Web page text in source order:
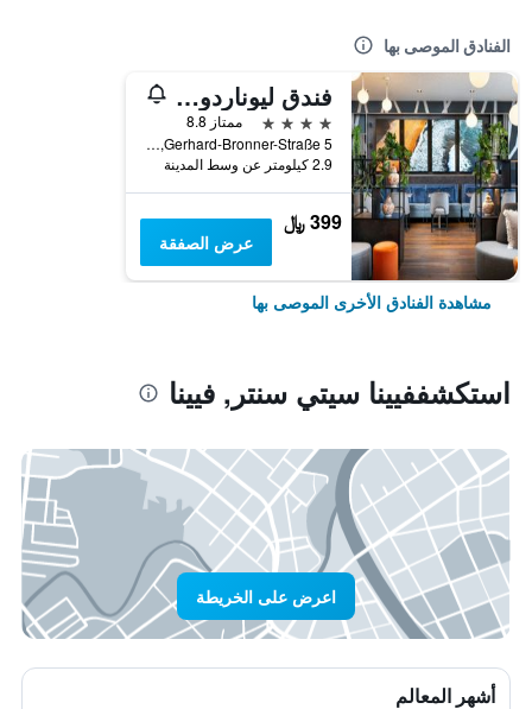
الفنادق الموصى بها
فندق ليوناردو فيينا هابتبانهوف
4 نجوم
ممتاز 8.8
Gerhard-Bronner-Straße 5, فيينا, فيينا, النمسا
2.9 كيلومتر عن وسط المدينة
399 ﷼
عرض الصفقة
مشاهدة الفنادق الأخرى الموصى بها
استكشففيينا سيتي سنتر, فيينا
اعرض على الخريطة
أشهر المعالم